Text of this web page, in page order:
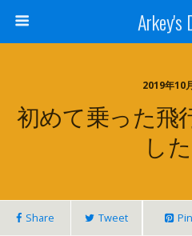
Arkey's
2019年10
初めて乗った飛
した
Share Tweet Pin